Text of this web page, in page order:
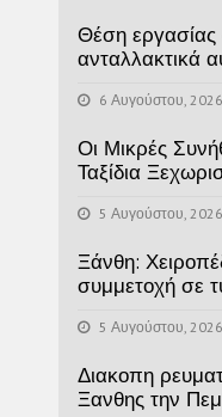
Θέση εργασίας
ανταλλακτικά
6 Αυγούστου, 2026
Οι Μικρές
Ταξίδια
5 Αυγούστου, 2026
Ξάνθη:
συμμετοχή σε
5 Αυγούστου, 2026
Διακοπη
Ξανθης την